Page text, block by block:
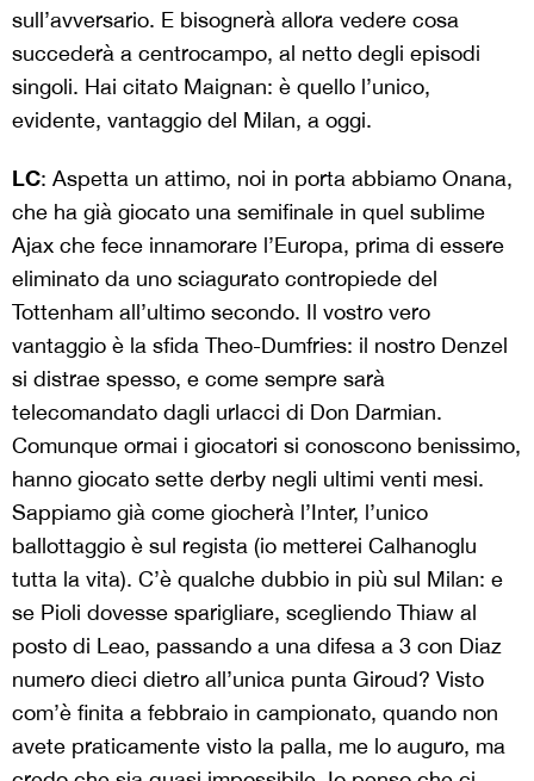
sull’avversario. E bisognerà allora vedere cosa
succederà a centrocampo, al netto degli episodi
singoli. Hai citato Maignan: è quello l’unico,
evidente, vantaggio del Milan, a oggi.
LC: Aspetta un attimo, noi in porta abbiamo Onana,
che ha già giocato una semifinale in quel sublime
Ajax che fece innamorare l’Europa, prima di essere
eliminato da uno sciagurato contropiede del
Tottenham all’ultimo secondo. Il vostro vero
vantaggio è la sfida Theo-Dumfries: il nostro Denzel
si distrae spesso, e come sempre sarà
telecomandato dagli urlacci di Don Darmian.
Comunque ormai i giocatori si conoscono benissimo,
hanno giocato sette derby negli ultimi venti mesi.
Sappiamo già come giocherà l’Inter, l’unico
ballottaggio è sul regista (io metterei Calhanoglu
tutta la vita). C’è qualche dubbio in più sul Milan: e
se Pioli dovesse sparigliare, scegliendo Thiaw al
posto di Leao, passando a una difesa a 3 con Diaz
numero dieci dietro all’unica punta Giroud? Visto
com’è finita a febbraio in campionato, quando non
avete praticamente visto la palla, me lo auguro, ma